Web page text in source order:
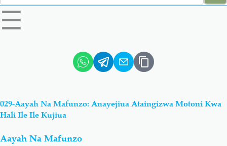
left
sidebar
☰
Hadiyth
Aqiydah Manhaj
Shirki & Kufru
029-Aayah Na Mafunzo: Anayejiua Ataingizwa Motoni Kwa
Hali Ile Ile Kujiua
Aayah Na Mafunzo